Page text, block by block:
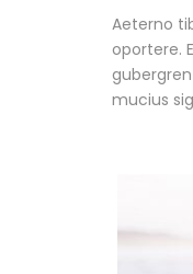
Aeterno
oportere.
mucius